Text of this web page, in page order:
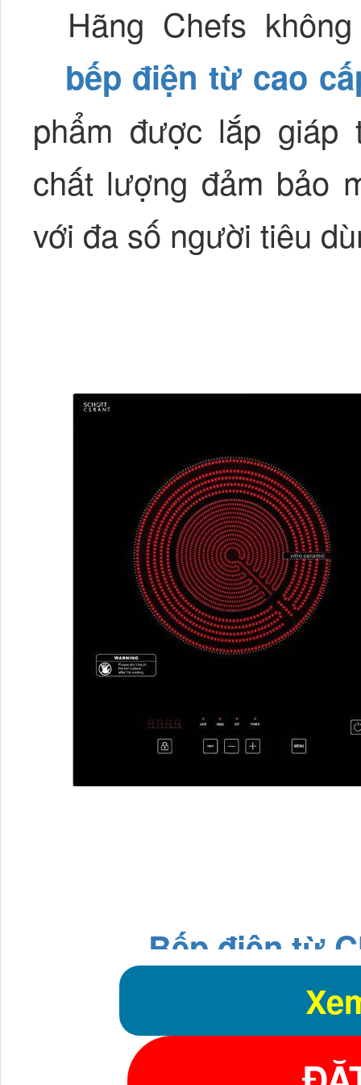
Hãng Chefs
bếp điện từ cao
phẩm được lắp giáp
chất lượng đảm bảo
với đa số người tiêu
Bếp điện từ